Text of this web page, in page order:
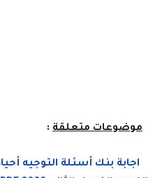
موضوعات متعلقة :
اجابة بنك أسئلة التوجيه